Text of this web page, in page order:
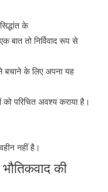
के
बात तो निर्विवाद रूप से
बचाने के लिए अपना यह
परिचित अवश्य कराया है।
नहीं है।
भौतिकवाद की